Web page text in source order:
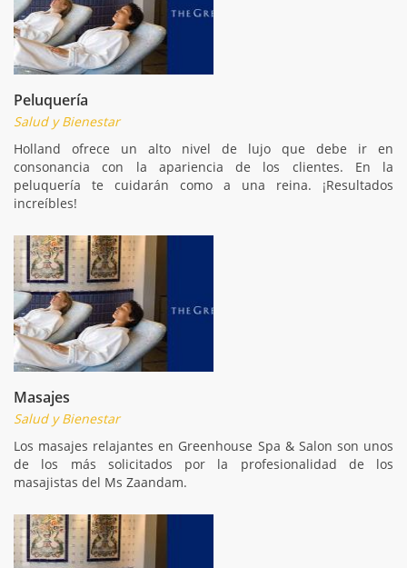
Peluquería
Salud y Bienestar
Holland ofrece un alto nivel de lujo que debe ir en
consonancia con la apariencia de los clientes. En la
peluquería te cuidarán como a una reina. ¡Resultados
increíbles!
Masajes
Salud y Bienestar
Los masajes relajantes en Greenhouse Spa & Salon son unos
de los más solicitados por la profesionalidad de los
masajistas del Ms Zaandam.